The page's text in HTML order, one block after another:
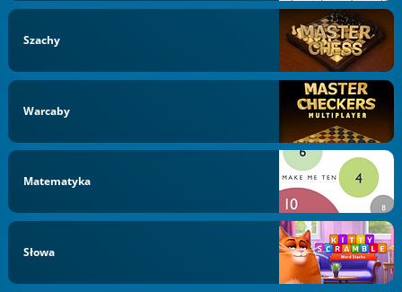
Szachy
Warcaby
Matematyka
Słowa